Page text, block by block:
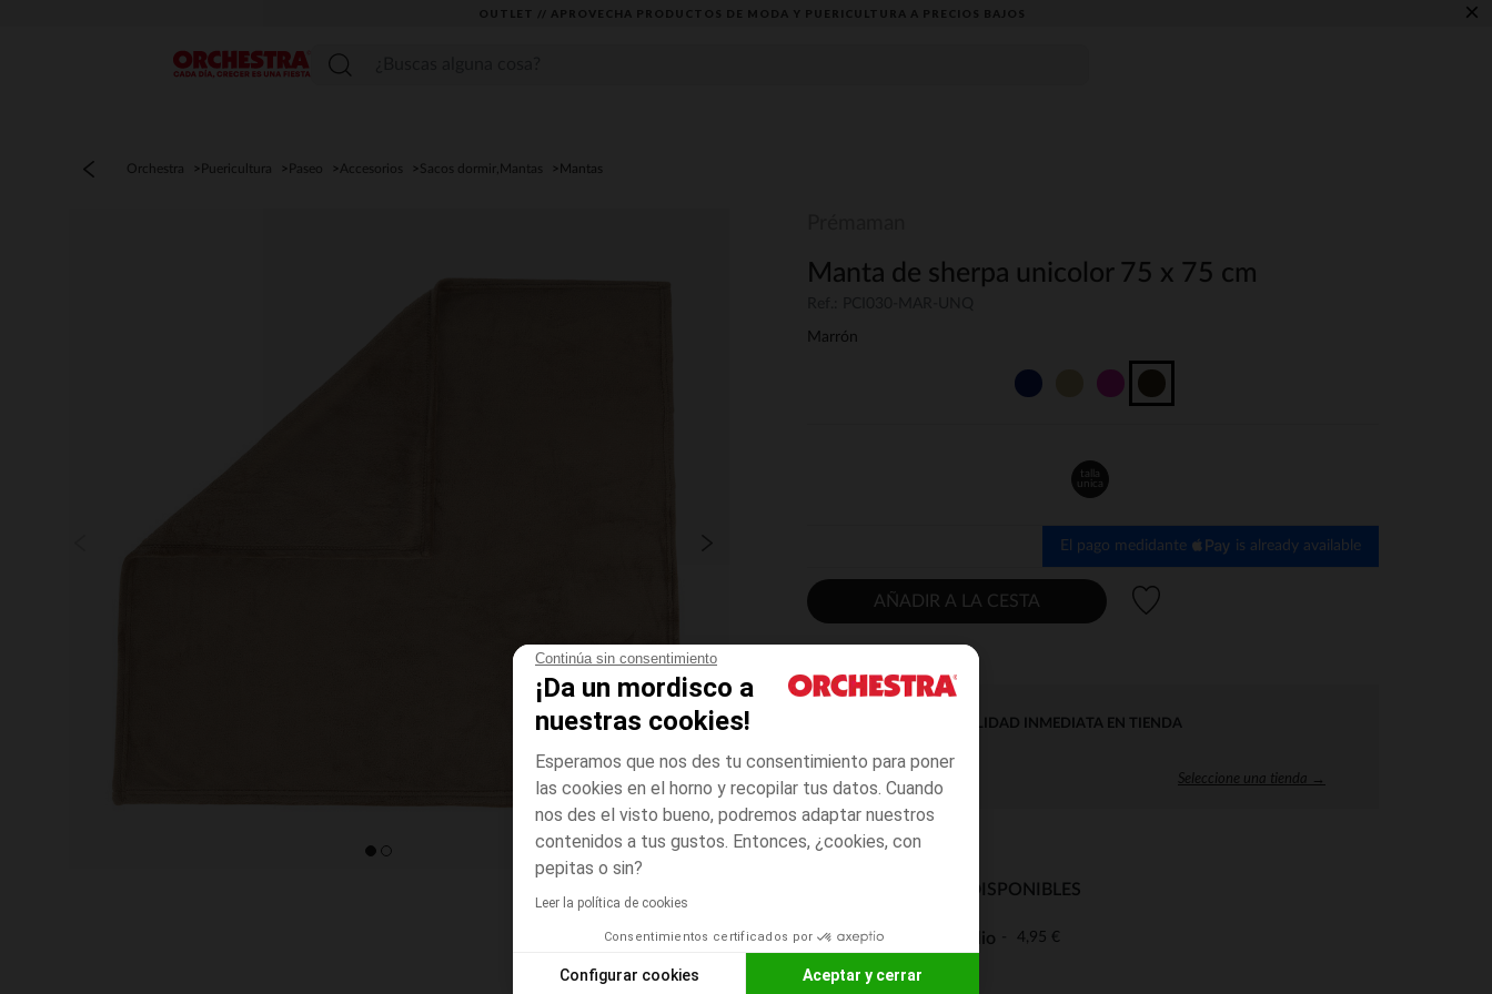
Continúa sin consentimiento
¡Da un mordisco a
nuestras cookies!
Esperamos que nos des tu consentimiento para poner
las cookies en el horno y recopilar tus datos. Cuando
nos des el visto bueno, podremos adaptar nuestros
contenidos a tus gustos. Entonces, ¿cookies, con
pepitas o sin?
Leer la política de cookies
Consentimientos certificados por
Configurar cookies Aceptar y cerrar
OUTLET // APROVECHA PRODUCTOS DE MODA Y PUERICULTURA A PRECIOS BAJOS ×
Menú
Orchestra Puericultura Paseo Accesorios Sacos dormir,Mantas Mantas
Manta de sherpa unicolor 75 x 75 cm
Marrón
talla
unica
El pago medidante is already available
AÑADIR A LA CESTA
DISPONIBILIDAD INMEDIATA EN TIENDA
Seleccione una tienda →
MODOS DE ENVÍO DISPONIBLES
Entrega a domicilio 4,95 €